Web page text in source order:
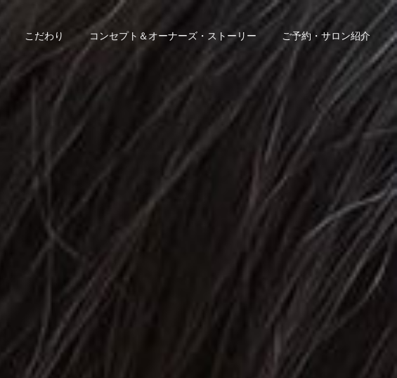
こだわり コンセプト＆オーナーズ・ストーリー ご予約・サロン紹介